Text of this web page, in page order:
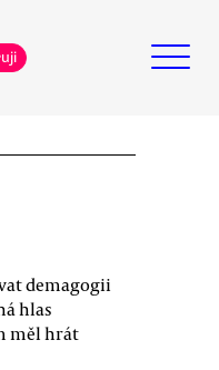
demagogii
hlas
měl hrát